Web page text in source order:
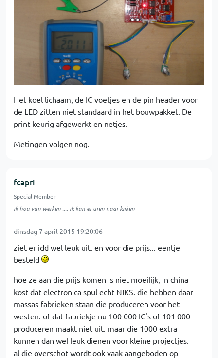
Het koel lichaam, de IC voetjes en de pin header voor
de LED zitten niet standaard in het bouwpakket. De
print keurig afgewerkt en netjes.
Metingen volgen nog.
fcapri
Special Member
ik hou van werken ..., ik kan er uren naar kijken
dinsdag 7 april 2015 19:20:06
ziet er idd wel leuk uit. en voor die prijs... eentje
besteld
hoe ze aan die prijs komen is niet moeilijk, in china
kost dat electronica spul echt NIKS. die hebben daar
massas fabrieken staan die produceren voor het
westen. of dat fabriekje nu 100 000 IC's of 101 000
produceren maakt niet uit. maar die 1000 extra
kunnen dan wel leuk dienen voor kleine projectjes.
al die overschot wordt ook vaak aangeboden op